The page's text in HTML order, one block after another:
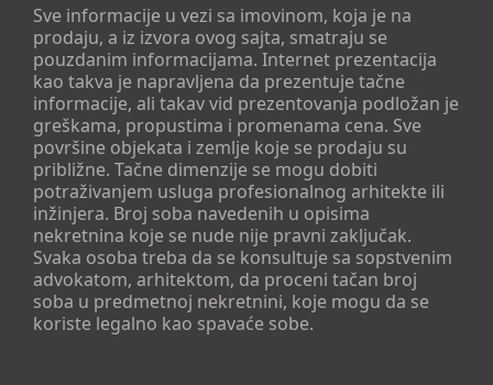
Sve informacije u vezi sa imovinom, koja je na
prodaju, a iz izvora ovog sajta, smatraju se
pouzdanim informacijama. Internet prezentacija
kao takva je napravljena da prezentuje tačne
informacije, ali takav vid prezentovanja podložan je
greškama, propustima i promenama cena. Sve
površine objekata i zemlje koje se prodaju su
približne. Tačne dimenzije se mogu dobiti
potraživanjem usluga profesionalnog arhitekte ili
inžinjera. Broj soba navedenih u opisima
nekretnina koje se nude nije pravni zaključak.
Svaka osoba treba da se konsultuje sa sopstvenim
advokatom, arhitektom, da proceni tačan broj
soba u predmetnoj nekretnini, koje mogu da se
koriste legalno kao spavaće sobe.